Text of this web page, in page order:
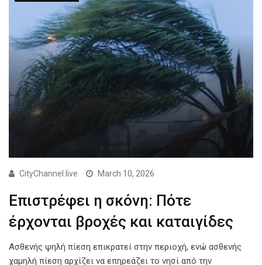
CityChannel.live March 10, 2026
Επιστρέφει η σκόνη: Πότε
έρχονται βροχές και καταιγίδες
Ασθενής ψηλή πίεση επικρατεί στην περιοχή, ενώ ασθενής
χαμηλή πίεση αρχίζει να επηρεάζει το νησί από την